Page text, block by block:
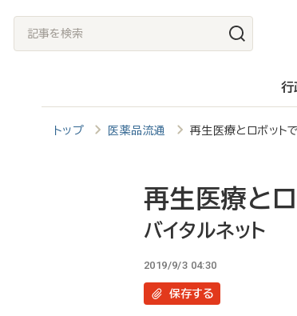
記
事
行
トップ 医薬品流通 再生医療とロボッ
再生医療と
バイタルネット
2019/9/3 04:30
保存する